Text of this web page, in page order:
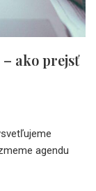
– ako prejsť
agendu